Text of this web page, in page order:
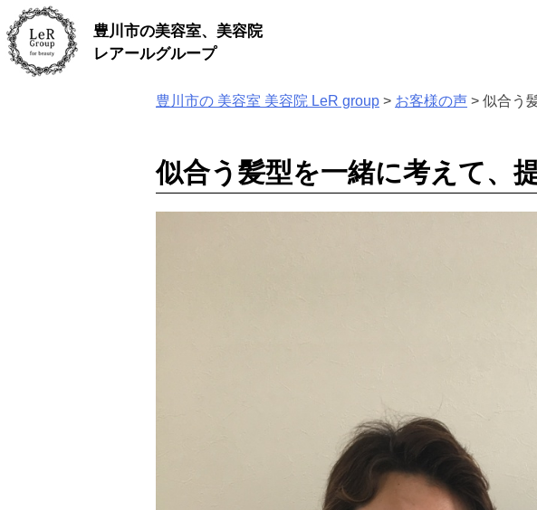
Skip
to
content
豊川市の美容室、美容院
レアールグループ
豊川市の 美容室 美容院 LeR group > お客様の声 > 似合う
似合う髪型を一緒に考えて、